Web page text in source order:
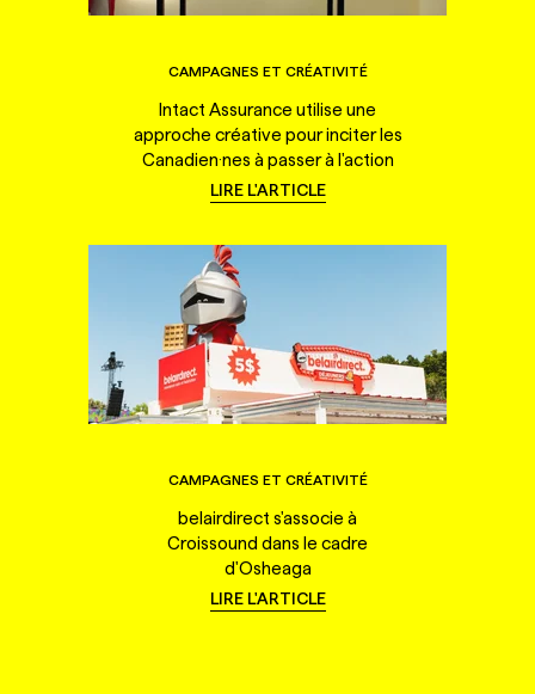
CAMPAGNES ET CRÉATIVITÉ
Intact Assurance utilise une
approche créative pour inciter les
Canadien·nes à passer à l'action
LIRE L'ARTICLE
CAMPAGNES ET CRÉATIVITÉ
belairdirect s'associe à
Croissound dans le cadre
d'Osheaga
LIRE L'ARTICLE